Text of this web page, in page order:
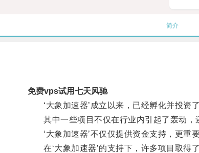
简介
免费vps试用七天风驰
‘大象加速器’成立以来，已经孵化并投资
其中一些项目不仅在行业内引起了轰动，
‘大象加速器’不仅仅提供资金支持，更重
在‘大象加速器’的支持下，许多项目取得